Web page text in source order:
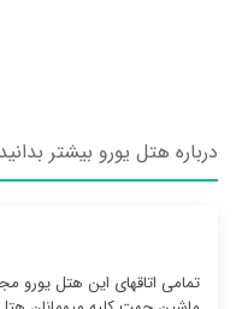
درباره هتل یورو بیشتر بدانید
تمامی اتاقهای این هتل یورو